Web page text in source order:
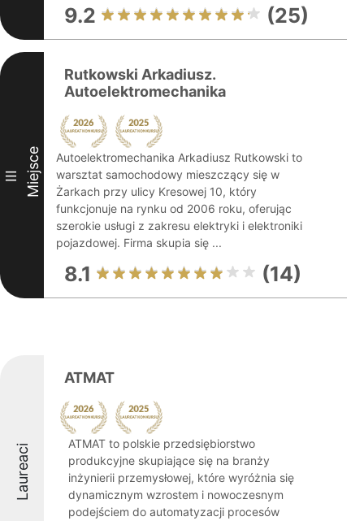
9.2 (25)
III Miejsce
Rutkowski Arkadiusz.
Autoelektromechanika
Autoelektromechanika Arkadiusz Rutkowski to
warsztat samochodowy mieszczący się w
Żarkach przy ulicy Kresowej 10, który
funkcjonuje na rynku od 2006 roku, oferując
szerokie usługi z zakresu elektryki i elektroniki
pojazdowej. Firma skupia się ...
8.1 (14)
Laureaci
ATMAT
ATMAT to polskie przedsiębiorstwo
produkcyjne skupiające się na branży
inżynierii przemysłowej, które wyróżnia się
dynamicznym wzrostem i nowoczesnym
podejściem do automatyzacji procesów